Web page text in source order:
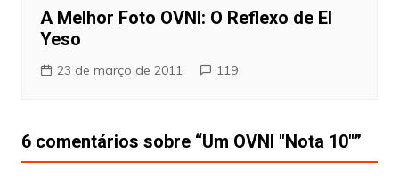
A Melhor Foto OVNI: O Reflexo de El
Yeso
23 de março de 2011 119
6 comentários sobre “Um OVNI "Nota 10"”